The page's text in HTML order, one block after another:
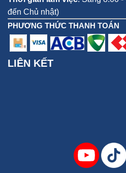
đến Chủ nhật)
PHƯƠNG THỨC THANH TOÁN
LIÊN KẾT